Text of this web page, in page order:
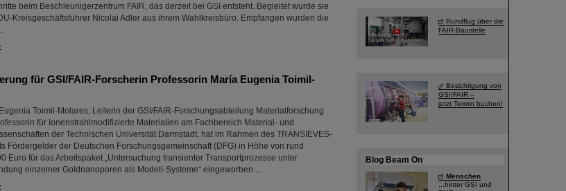
beim Beschleunigerzentrum FAIR, das derzeit bei GSI entsteht. Begleitet wurde sie
Kreisgeschäftsführer Nicolai Adler aus ihrem Wahlkreisbüro. Empfangen wurden die
für GSI/FAIR-Forscherin Professorin María Eugenia Toimil-
Toimil-Molares, Leiterin der GSI/FAIR-Forschungsabteilung Materialforschung
für Ionenstrahlmodifizierte Materialien am Fachbereich Material- und
der Technischen Universität Darmstadt, hat im Rahmen des TRANSIEVES-
Fördergelder der Deutschen Forschungsgemeinschaft (DFG) in Höhe von rund
Euro für das Arbeitspaket „Untersuchung transienter Transportprozesse unter
einzelner Goldnanoporen als Modell-Systeme“ eingeworben....
Rundflug über die
FAIR-Baustelle
Besichtigung von
GSI/FAIR –
jetzt Termin buchen!
Blog Beam On
Menschen
...hinter GSI und